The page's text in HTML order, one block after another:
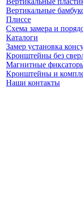
Вертикальные
Плиссе
Схема замера и
Каталоги
Замер установка
Кронштейны без
Магнитные
Кронштейны и
Наши контакты